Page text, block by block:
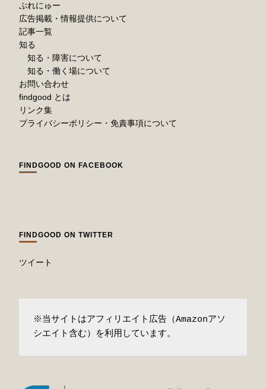
ぷれにゅー
広告掲載・情報提供について
記事一覧
知る
知る・障害について
知る・働く場について
お問い合わせ
findgood とは
リンク集
プライバシーポリシー・免責事項について
FINDGOOD ON FACEBOOK
FINDGOOD ON TWITTER
ツイート
※当サイトはアフィリエイト広告（Amazonアソ
シエイト含む）を利用しています。